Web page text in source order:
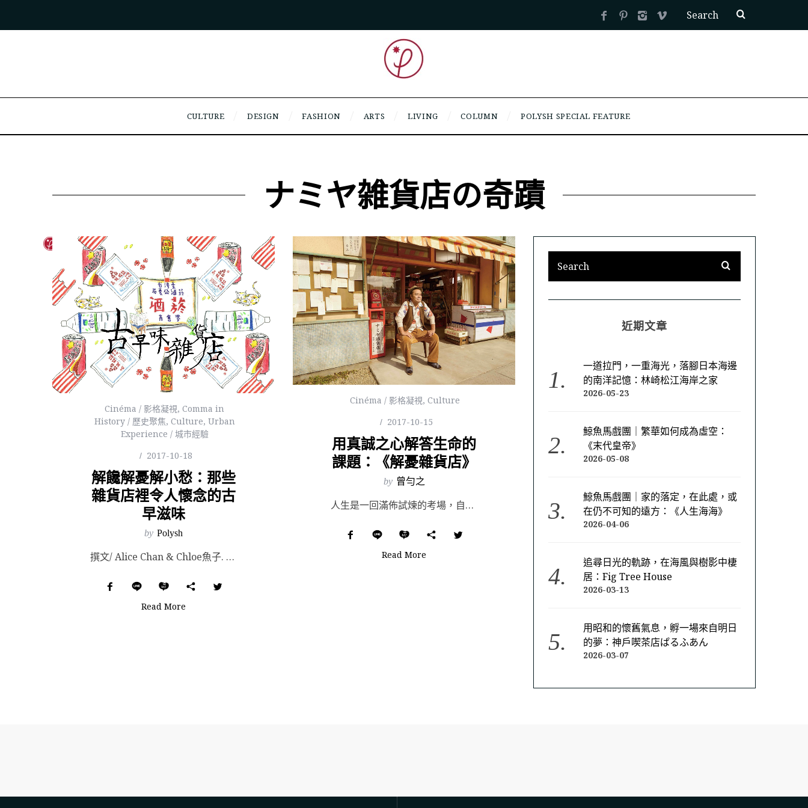
CULTURE DESIGN FASHION ARTS LIVING COLUMN POLYSH SPECIAL FEATURE
ナミヤ雑貨店の奇蹟
Cinéma / 影格凝視, Comma in
History / 歷史聚焦, Culture, Urban
Experience / 城市經驗
2017-10-18
解饞解憂解小愁：那些
雜貨店裡令人懷念的古
早滋味
by Polysh
撰文/ Alice Chan & Chloe魚子. 插畫/ Sia. 飛機餅乾、養樂多、芒果...
Read More
Cinéma / 影格凝視, Culture
2017-10-15
用真誠之心解答生命的
課題：《解憂雜貨店》
by 曾勻之
人生是一回滿佈試煉的考場，自出生開始，胸前便嵌著一張以自己為名的准考證，帶著難題與迷惑遊走其中，彼此...
Read More
近期文章
一道拉門，一重海光，落腳日本海邊
的南洋記憶：林崎松江海岸之家
2026-05-23
鯨魚馬戲團｜繁華如何成為虛空：
《末代皇帝》
2026-05-08
鯨魚馬戲團｜家的落定，在此處，或
在仍不可知的遠方：《人生海海》
2026-04-06
追尋日光的軌跡，在海風與樹影中棲
居：Fig Tree House
2026-03-13
用昭和的懷舊氣息，孵一場來自明日
的夢：神戶喫茶店ぱるふあん
2026-03-07